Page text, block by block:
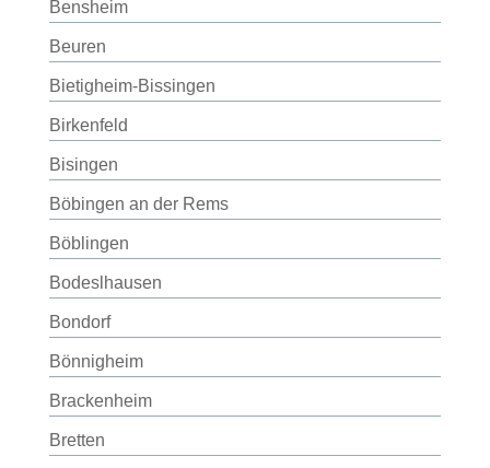
Bensheim
Beuren
Bietigheim-Bissingen
Birkenfeld
Bisingen
Böbingen an der Rems
Böblingen
Bodeslhausen
Bondorf
Bönnigheim
Brackenheim
Bretten